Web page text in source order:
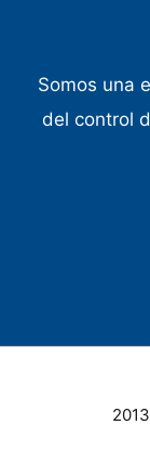
Somos una
del control